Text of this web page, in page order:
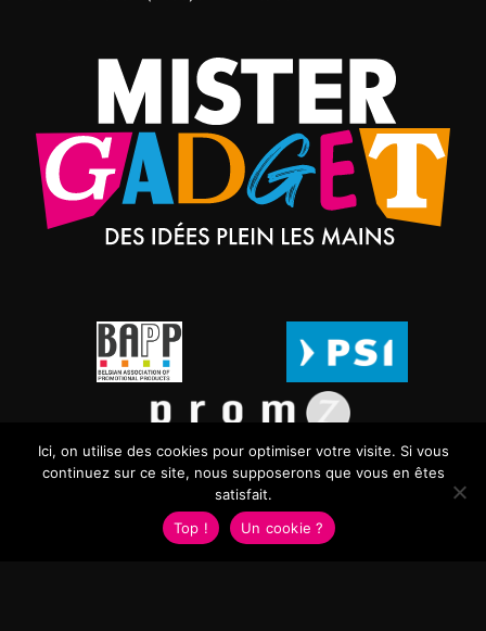
Ici, on utilise des cookies pour optimiser votre visite. Si vous
continuez sur ce site, nous supposerons que vous en êtes
satisfait.
Top !
Un cookie ?